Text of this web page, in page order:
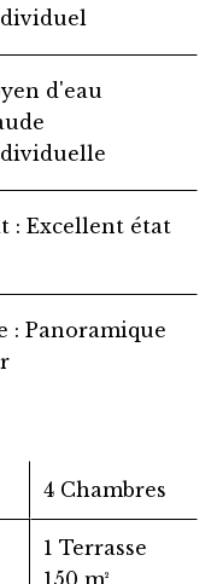
d'eau
Excellent état
Panoramique
4 Chambres
1 Terrasse
150 m²